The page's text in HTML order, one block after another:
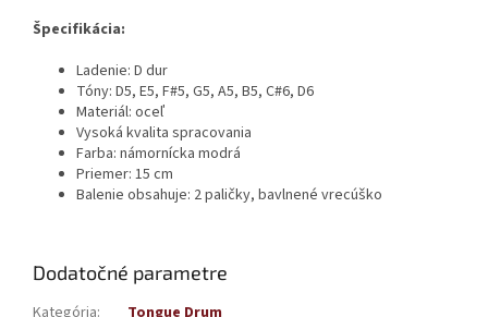
Špecifikácia:
Ladenie: D dur
Tóny: D5, E5, F#5, G5, A5, B5, C#6, D6
Materiál: oceľ
Vysoká kvalita spracovania
Farba: námornícka modrá
Priemer: 15 cm
Balenie obsahuje: 2 paličky, bavlnené vrecúško
Dodatočné parametre
Kategória:
Tongue Drum